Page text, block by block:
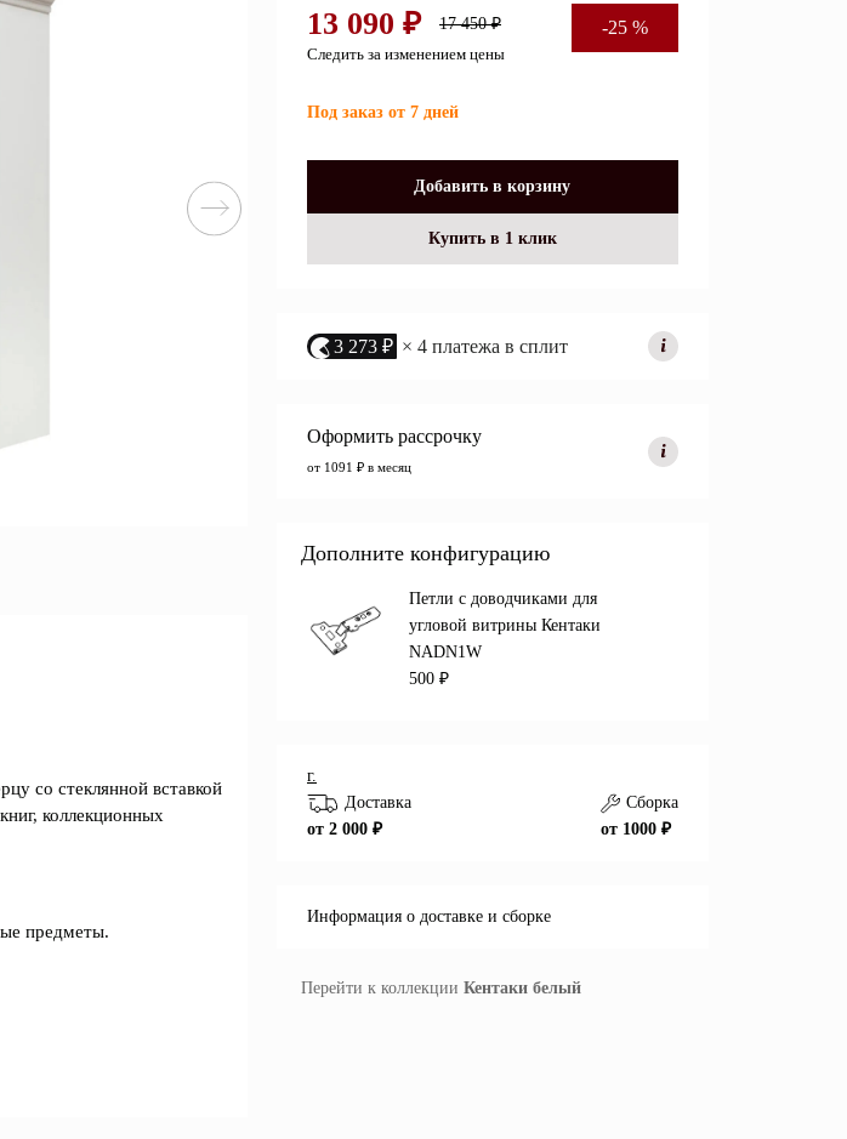
Перейти
Двуспальные кровати
Комбинированные
комоды
Распашные шкафы
со стеклянной вставкой
коллекционных
предметы.
17 450 ₽
13 090 ₽
Следить за изменением цены
-25 %
Под заказ от 7 дней
Добавить в корзину
Купить в 1 клик
3 273 ₽ × 4 платежа в сплит
Оформить рассрочку
от 1091 ₽ в месяц
Дополните конфигурацию
Петли с доводчиками для
угловой витрины Кентаки
NADN1W
500 ₽
г.
Доставка
от 2 000 ₽
Сборка
от 1000 ₽
Информация о доставке и сборке
Перейти к коллекции Кентаки белый